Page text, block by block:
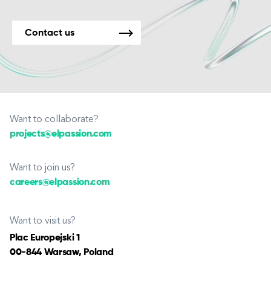
Contact us
Want to collaborate?
projects@elpassion.com
Want to join us?
careers@elpassion.com
Want to visit us?
Plac Europejski 1
00-844 Warsaw, Poland